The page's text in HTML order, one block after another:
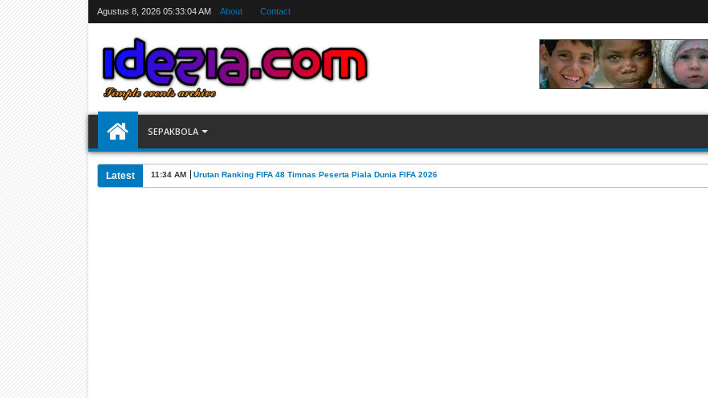
Agustus 8, 2026 05:33:05 AM About Contact
SEPAKBOLA
Latest 11:34 AM Urutan Ranking FIFA 48 Timnas Peserta Piala Dunia FIFA 2026